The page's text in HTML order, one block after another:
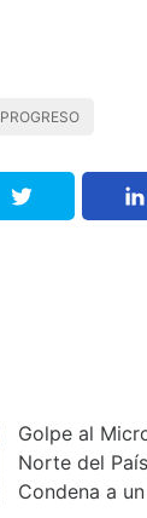
PROGRESO
Golpe al
Norte del
Condena a